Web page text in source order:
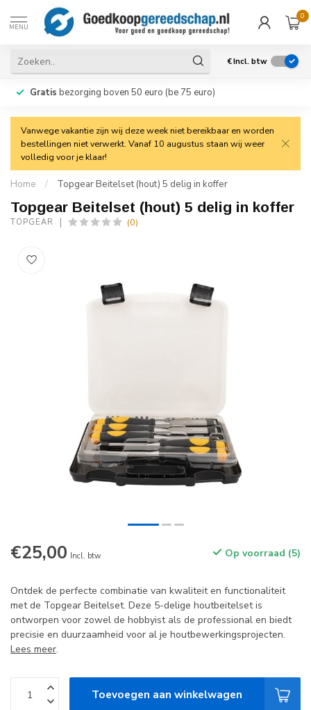
MENU
0
€Incl. btw
Gratis bezorging boven 50 euro (be 75 euro)
Vanwege vakantie zijn wij deze week niet bereikbaar en worden
bestellingen niet verwerkt. Vanaf 10 augustus staan wij weer
volledig voor je klaar!
Home / Topgear Beitelset (hout) 5 delig in koffer
Topgear Beitelset (hout) 5 delig in koffer
TOPGEAR (0)
€25,00 Incl. btw Op voorraad (5)
Ontdek de perfecte combinatie van kwaliteit en functionaliteit
met de Topgear Beitelset. Deze 5-delige houtbeitelset is
ontworpen voor zowel de hobbyist als de professional en biedt
precisie en duurzaamheid voor al je houtbewerkingsprojecten.
Lees meer.
Toevoegen aan winkelwagen